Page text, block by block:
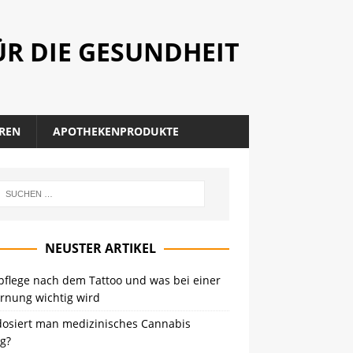
DIE GESUNDHEIT
APOTHEKENPRODUKTE
NEUSTER ARTIKEL
nach dem Tattoo und was bei einer
wichtig wird
man medizinisches Cannabis